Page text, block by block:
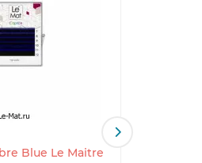
Blue Le Maitre